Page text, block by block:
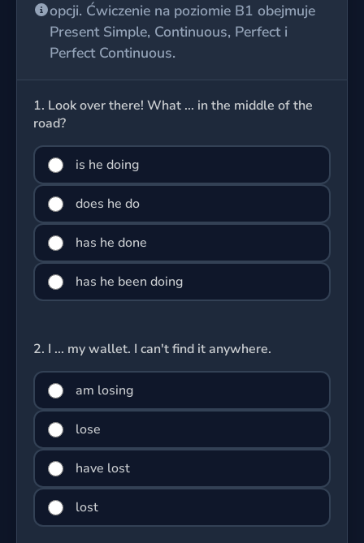
opcji. Ćwiczenie na poziomie B1 obejmuje
Present Simple, Continuous, Perfect i
Perfect Continuous.
1. Look over there! What ... in the middle of the
road?
is he doing
does he do
has he done
has he been doing
2. I ... my wallet. I can't find it anywhere.
am losing
lose
have lost
lost